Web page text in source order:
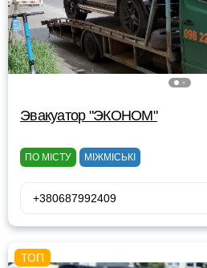
Эвакуатор "ЭКОНОМ"
ПО МІСТУ МІЖМІСЬКІ
+380687992409